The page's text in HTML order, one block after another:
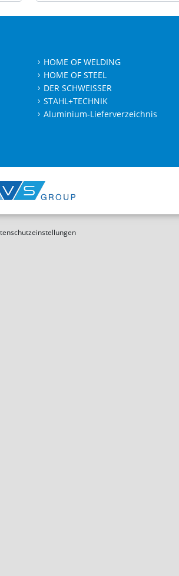
HOME OF WELDING
HOME OF STEEL
DER SCHWEISSER
STAHL+TECHNIK
Aluminium-Lieferverzeichnis